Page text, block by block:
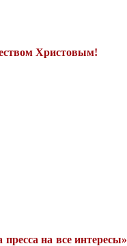
Христовым!
на все интересы»